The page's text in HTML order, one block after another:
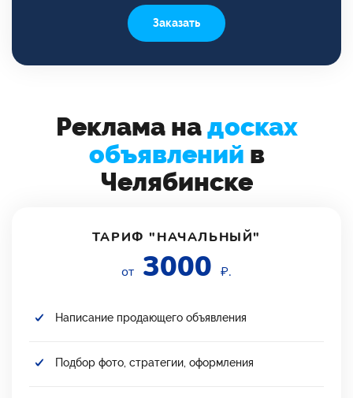
Заказать
Реклама надосках
объявлений в
Челябинске
ТАРИФ "НАЧАЛЬНЫЙ"
от 3000 ₽.
Написание продающего объявления
Подбор фото, стратегии, оформления